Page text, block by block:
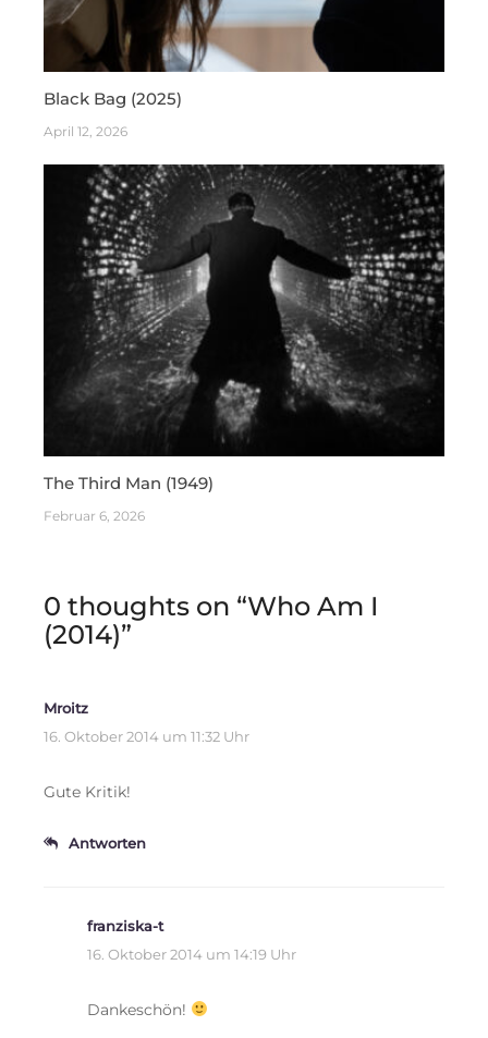
Black Bag (2025)
April 12, 2026
The Third Man (1949)
Februar 6, 2026
0 thoughts on “Who Am I
(2014)”
Mroitz
16. Oktober 2014 um 11:32 Uhr
Gute Kritik!
Antworten
franziska-t
16. Oktober 2014 um 14:19 Uhr
Dankeschön!